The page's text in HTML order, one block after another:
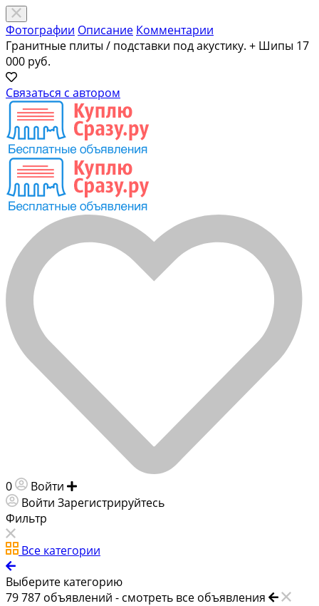
Фотографии Описание Комментарии
Гранитные плиты / подставки под акустику. + Шипы 17
000 руб.
Связаться с автором
0 Войти
Войти Зарегистрируйтесь
Фильтр
Все категории
Выберите категорию
79 787 объявлений - смотреть все объявления